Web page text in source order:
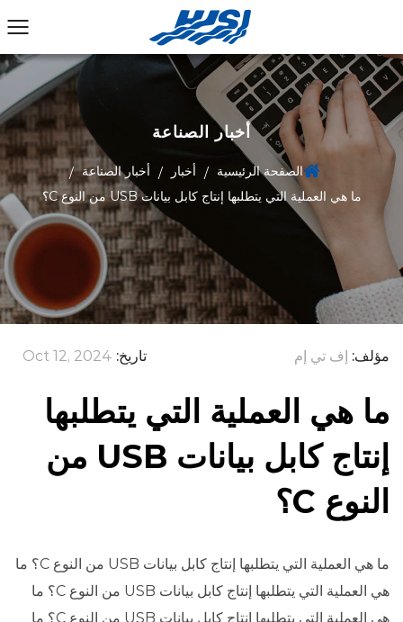
أخبار الصناعة
الصفحة الرئيسية / أخبار / أخبار الصناعة /
ما هي العملية التي يتطلبها إنتاج كابل بيانات USB من النوع C؟
مؤلف: إف تي إم تاريخ: Oct 12, 2024
ما هي العملية التي يتطلبها
إنتاج كابل بيانات USB من
النوع C؟
ما هي العملية التي يتطلبها إنتاج كابل بيانات USB من النوع C؟ ما
هي العملية التي يتطلبها إنتاج كابل بيانات USB من النوع C؟ ما
هي العملية التي يتطلبها إنتاج كابل بيانات USB من النوع C؟ ما